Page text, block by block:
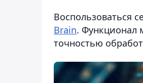
Воспользоваться
Brain. Функционал
точностью